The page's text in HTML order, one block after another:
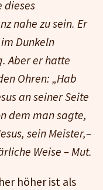
dieses
nahe zu sein. Er
Dunkeln
Aber er hatte
Ohren: „Hab
an seiner Seite
dem man sagte,
sein Meister,–
Weise – Mut.
höher ist als